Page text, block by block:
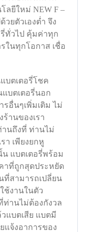
ลยีใหม่ NEW F –
วยตัวเองต่ำ จึง
ทั่วไป คุ้มค่าทุก
ในทุกโอกาส เชื่อ
บตเตอรี่โชค
แบตเตอรี่นอก
อื่นๆเพิ่มเติม ไม่
านของเรา
านถึงที่ ท่านไม่
า เพียงยกหู
แบตเตอรี่พร้อม
าที่ถูกสุดประหยัด
ที่สามารถเปลี่ยน
ช้งานในตัว
ท่านไม่ต้องกังวล
แบตเสีย แบตมี
แจ้งอาการของ